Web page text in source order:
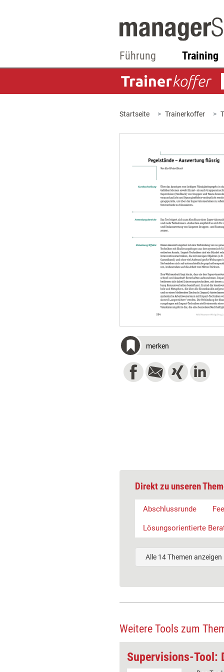
Führung Training
Startseite Trainerkoffer
merken
Direkt zu unseren
Abschlussrunde
Lösungsorientierte
Alle 14 Themen anzeigen
Weitere Tools zum